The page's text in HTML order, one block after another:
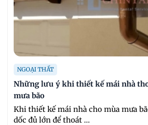
NGOẠI THẤT
Những lưu ý khi thiết kế mái nhà
mưa bão
Khi thiết kế mái nhà cho mùa mưa
dốc đủ lớn để thoát ...